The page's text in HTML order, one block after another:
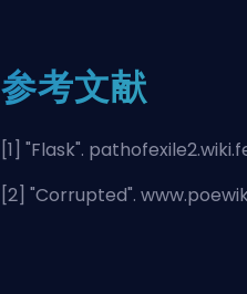
参考文献
[1] "Flask".
[2] "Corrupted".